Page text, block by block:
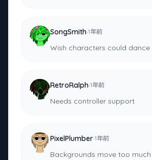
SongSmith·1年前
Wish characters could dance
RetroRalph·1年前
Needs controller support
PixelPlumber·1年前
Backgrounds move too much